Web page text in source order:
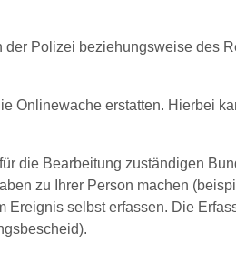
Polizei beziehungsweise des
Onlinewache erstatten. Hierbei
die Bearbeitung zuständigen
zu Ihrer Person machen
selbst erfassen. Die